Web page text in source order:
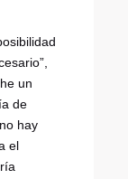
un
de
hay
el